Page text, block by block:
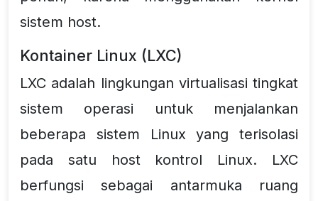
sistem host.
Kontainer Linux (LXC)
LXC adalah lingkungan virtualisasi tingkat
sistem operasi untuk menjalankan
beberapa sistem Linux yang terisolasi
pada satu host kontrol Linux. LXC
berfungsi sebagai antarmuka ruang